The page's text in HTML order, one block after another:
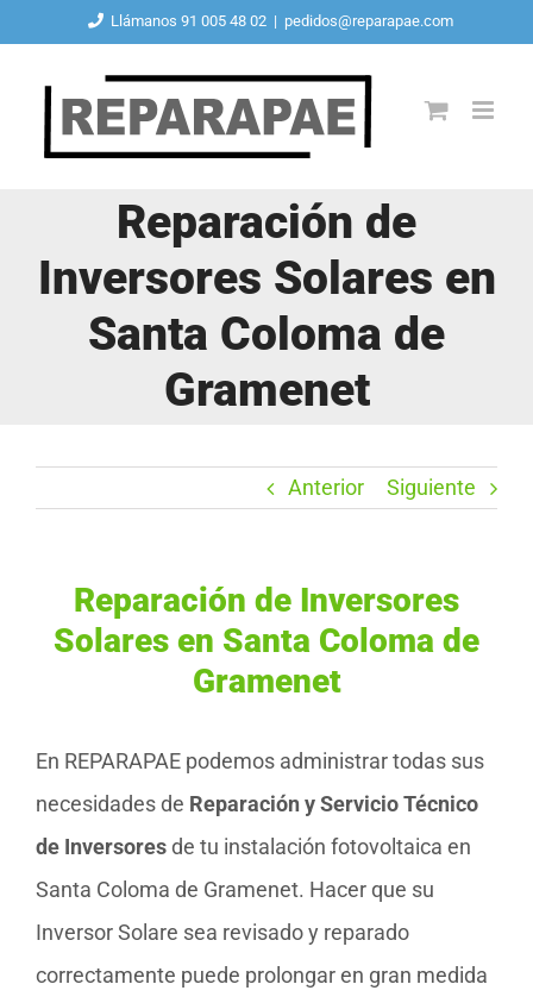
contenido
Llámanos 91 005 48 02 | pedidos@reparapae.com
Reparación de
Inversores Solares en
Santa Coloma de
Gramenet
Anterior Siguiente
Reparación de Inversores
Solares en Santa Coloma de
Gramenet
En REPARAPAE podemos administrar todas sus
necesidades de Reparación y Servicio Técnico
de Inversoresde tu instalación fotovoltaica en
Santa Coloma de Gramenet. Hacer que su
Inversor Solare sea revisado y reparado
correctamente puede prolongar en gran medida